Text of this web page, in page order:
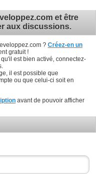
et être
aux discussions.
? Créez-en un
gratuit !
est bien activé, connectez-
il est possible que
ou que celui-ci soit en
avant de pouvoir afficher